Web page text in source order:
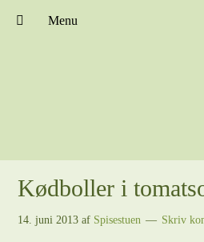
Kødboller i
14. juni 2013 af Spisestuen Skriv
Menu